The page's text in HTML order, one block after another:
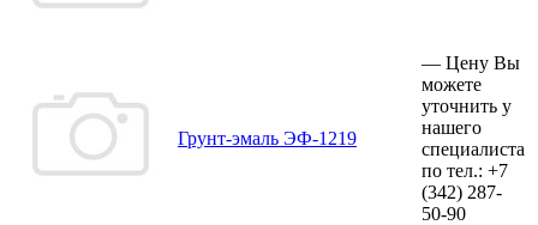
Грунт-эмаль ЭФ-1219
— Цену Вы
можете
уточнить у
нашего
специалиста
по тел.: +7
(342) 287-
50-90